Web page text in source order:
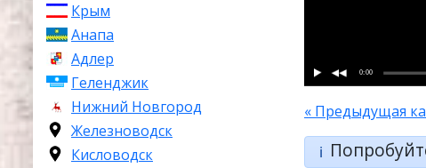
Крым
Анапа
Адлер
Геленджик
Нижний Новгород
Железноводск
Кисловодск
0:00
« Предыдущая
ℹ️